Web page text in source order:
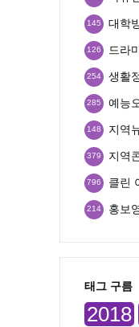
대학
145
드라
126
생활
254
예능
285
지역
148
지역
379
클린
796
홍보
214
태그 구름
2018